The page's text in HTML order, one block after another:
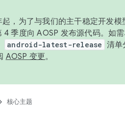
起，为了与我们的主干稳定开发
4 季度向 AOSP 发布源代码。如
android-latest-release 清单
AOSP 变更。
核心主题